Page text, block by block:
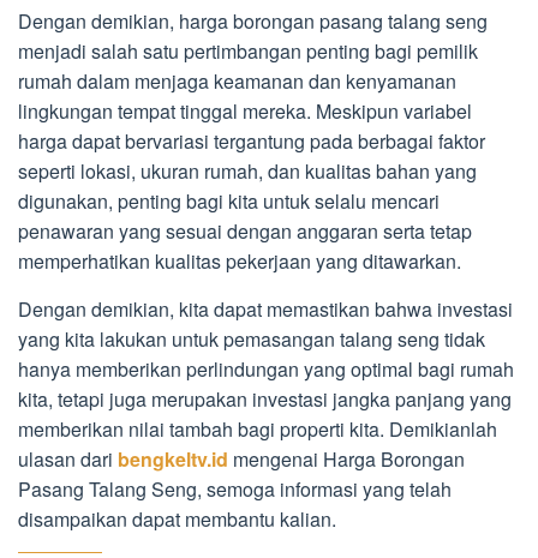
Dengan demikian, harga borongan pasang talang seng
menjadi salah satu pertimbangan penting bagi pemilik
rumah dalam menjaga keamanan dan kenyamanan
lingkungan tempat tinggal mereka. Meskipun variabel
harga dapat bervariasi tergantung pada berbagai faktor
seperti lokasi, ukuran rumah, dan kualitas bahan yang
digunakan, penting bagi kita untuk selalu mencari
penawaran yang sesuai dengan anggaran serta tetap
memperhatikan kualitas pekerjaan yang ditawarkan.
Dengan demikian, kita dapat memastikan bahwa investasi
yang kita lakukan untuk pemasangan talang seng tidak
hanya memberikan perlindungan yang optimal bagi rumah
kita, tetapi juga merupakan investasi jangka panjang yang
memberikan nilai tambah bagi properti kita. Demikianlah
ulasan dari bengkeltv.id mengenai Harga Borongan
Pasang Talang Seng, semoga informasi yang telah
disampaikan dapat membantu kalian.